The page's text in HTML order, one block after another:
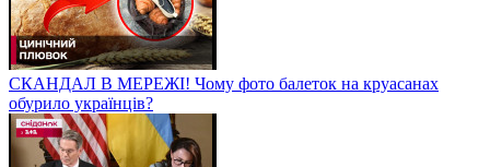
СКАНДАЛ В МЕРЕЖІ! Чому фото балеток на круасанах
обурило українців?